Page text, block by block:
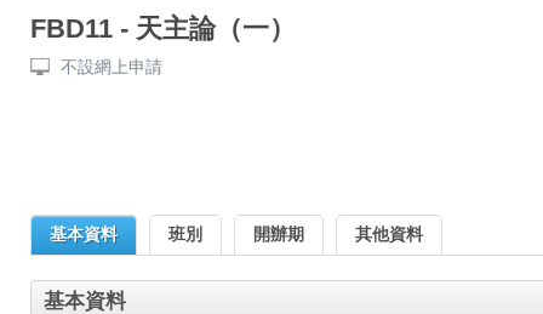
FBD11 - 天主論（一）
不設網上申請
基本資料 班別 開辦期 其他資料
基本資料